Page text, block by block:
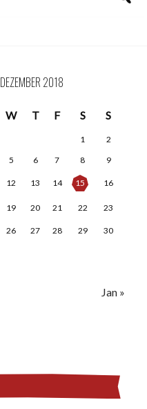
DEZEMBER 2018
W T F S S
1
2
5 6 7 8 9
12 13 14 15 16
19 20 21 22 23
26 27 28 29
30
Jan »